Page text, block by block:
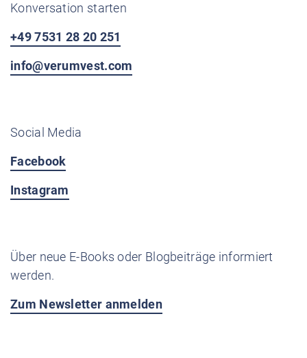
Konversation starten
+49 7531 28 20 251
info@verumvest.com
Social Media
Facebook
Instagram
Über neue E-Books oder Blogbeiträge informiert
werden.
Zum Newsletter anmelden